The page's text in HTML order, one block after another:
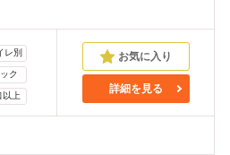
レ別
ク
以上
詳細を見る